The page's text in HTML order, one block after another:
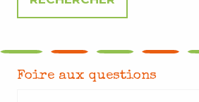
Foire aux questions